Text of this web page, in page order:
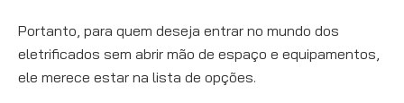
Portanto, para quem deseja entrar no mundo dos
eletrificados sem abrir mão de espaço e equipamentos,
ele merece estar na lista de opções.